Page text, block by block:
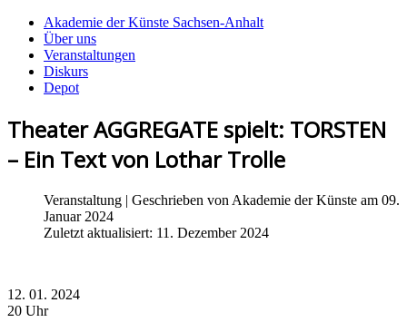
Akademie der Künste Sachsen-Anhalt
Über uns
Veranstaltungen
Diskurs
Depot
Theater AGGREGATE spielt: TORSTEN
– Ein Text von Lothar Trolle
Veranstaltung | Geschrieben von Akademie der Künste am 09.
Januar 2024
Zuletzt aktualisiert: 11. Dezember 2024
12. 01. 2024
20 Uhr